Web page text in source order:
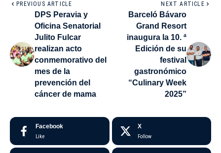
PREVIOUS ARTICLE
DPS Peravia y
Oficina Senatorial
Julito Fulcar
realizan acto
conmemorativo del
mes de la
prevención del
cáncer de mama
NEXT ARTICLE
Barceló Bávaro
Grand Resort
inaugura la 10. ª
Edición de su
festival
gastronómico
“Culinary Week
2025”
Facebook
Like
X
Follow